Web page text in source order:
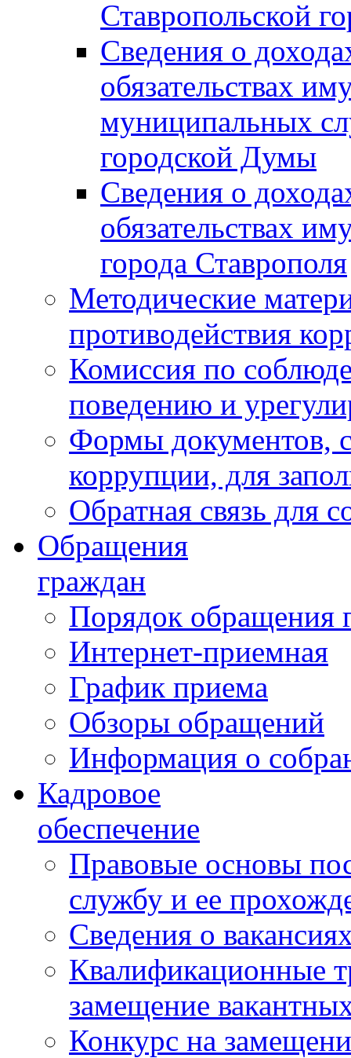
Ставропольской
Сведения о
обязательствах
муниципальных
городской Думы
Сведения о
обязательствах
города Ставрополя
Методические
противодействия
Комиссия по
поведению и
Формы документов,
коррупции, для
Обратная связь для
Обращения
граждан
Порядок обращения
Интернет-приемная
График приема
Обзоры обращений
Информация о
Кадровое
обеспечение
Правовые основы
службу и ее
Сведения о
Квалификационные
замещение
Конкурс на